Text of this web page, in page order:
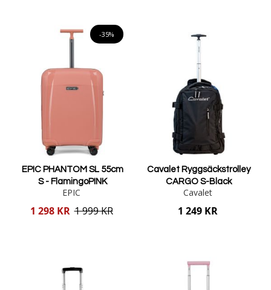
-35%
EPIC PHANTOM SL 55cm
S - FlamingoPINK
EPIC
Reducerat
1 298 KR 1 999 KR
Cavalet Ryggsäckstrolley
CARGO S-Black
Cavalet
1 249 KR